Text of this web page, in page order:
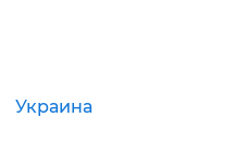
Украина